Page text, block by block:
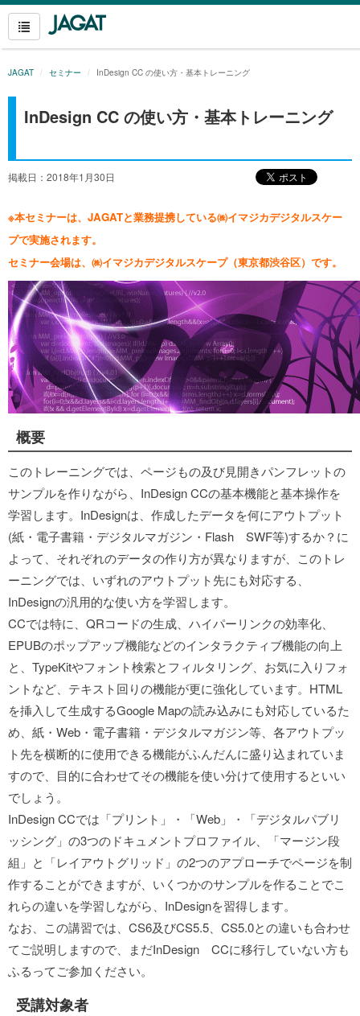
JAGAT セミナー InDesign CC の使い方・基本トレーニング
InDesign CC の使い方・基本トレーニング
掲載日：2018年1月30日
※本セミナーは、JAGATと業務提携している㈱イマジカデジタルスケー
プで実施されます。
セミナー会場は、㈱イマジカデジタルスケープ（東京都渋谷区）です。
概要
このトレーニングでは、ページもの及び見開きパンフレットの
サンプルを作りながら、InDesign CCの基本機能と基本操作を
学習します。InDesignは、作成したデータを何にアウトプット
(紙・電子書籍・デジタルマガジン・Flash SWF等)するか？に
よって、それぞれのデータの作り方が異なりますが、このトレ
ーニングでは、いずれのアウトプット先にも対応する、
InDesignの汎用的な使い方を学習します。
CCでは特に、QRコードの生成、ハイパーリンクの効率化、
EPUBのポップアップ機能などのインタラクティブ機能の向上
と、TypeKitやフォント検索とフィルタリング、お気に入りフォ
ントなど、テキスト回りの機能が更に強化しています。HTML
を挿入して生成するGoogle Mapの読み込みにも対応しているた
め、紙・Web・電子書籍・デジタルマガジン等、各アウトプッ
ト先を横断的に使用できる機能がふんだんに盛り込まれていま
すので、目的に合わせてその機能を使い分けて使用するといい
でしょう。
InDesign CCでは「プリント」・「Web」・「デジタルパブリ
ッシング」の3つのドキュメントプロファイル、「マージン段
組」と「レイアウトグリッド」の2つのアプローチでページを制
作することができますが、いくつかのサンプルを作ることでこ
れらの違いを学習しながら、InDesignを習得します。
なお、この講習では、CS6及びCS5.5、CS5.0との違いも合わせ
てご説明しますので、まだInDesign CCに移行していない方も
ふるってご参加ください。
受講対象者